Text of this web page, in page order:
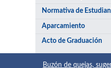
Normativa de
Aparcamiento
Acto de Graduación
Buzón de quejas,